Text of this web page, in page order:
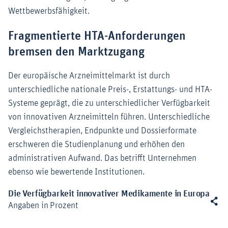
Wettbewerbsfähigkeit.
Fragmentierte HTA-Anforderungen
bremsen den Marktzugang
Der europäische Arzneimittelmarkt ist durch
unterschiedliche nationale Preis-, Erstattungs- und HTA-
Systeme geprägt, die zu unterschiedlicher Verfügbarkeit
von innovativen Arzneimitteln führen. Unterschiedliche
Vergleichstherapien, Endpunkte und Dossierformate
erschweren die Studienplanung und erhöhen den
administrativen Aufwand. Das betrifft Unternehmen
ebenso wie bewertende Institutionen.